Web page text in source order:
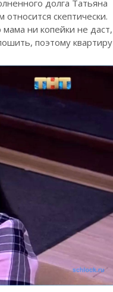
долга Татьяна
скептически.
ни копейки не даст,
поэтому квартиру